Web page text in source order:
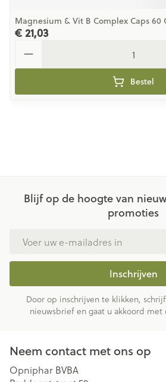
Magnesium & Vit B Complex Caps 60
€ 21,03
Bestel
Blijf op de hoogte van
promoties
Inschrijven
Door op inschrijven te klikken,
nieuwsbrief en gaat u akkoord met
Neem contact met ons op
Opniphar BVBA